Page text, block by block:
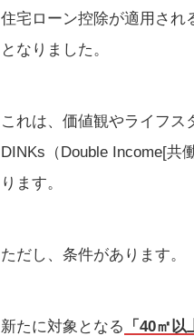
住宅ローン控除が適用され
となりました。
これは、価値観やライフ
DINKs（Double Income[共
ります。
ただし、条件があります。
新たに対象となる
「40㎡